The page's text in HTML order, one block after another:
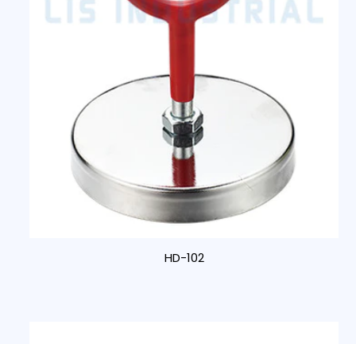
HD-102